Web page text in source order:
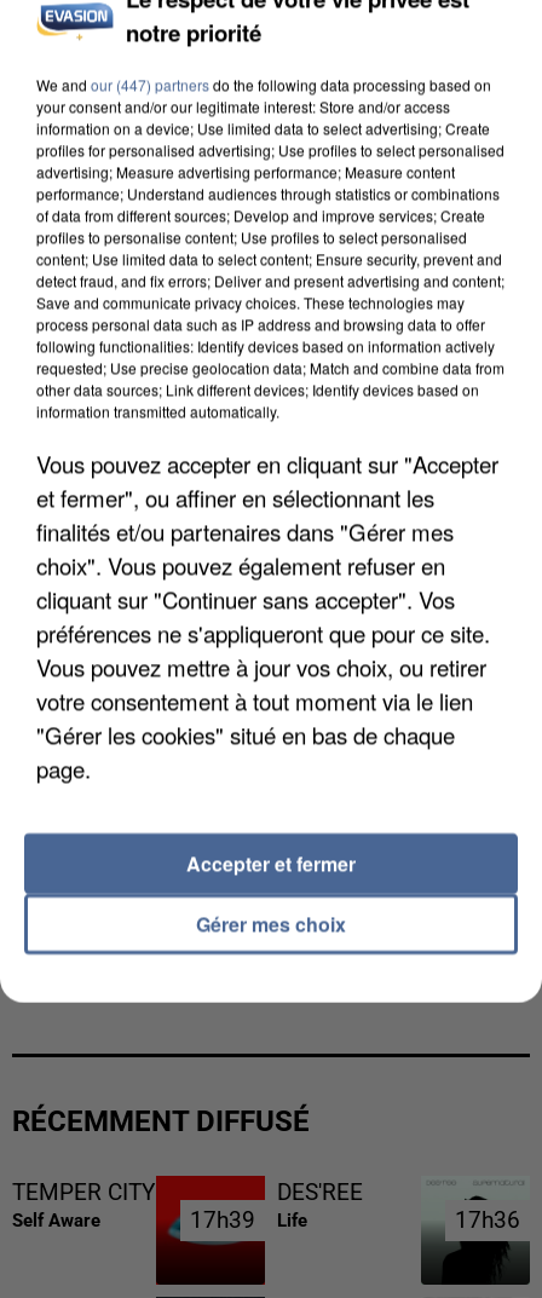
INCENDIES : L’ÎLE-DE-FRANCE LANCE UN ÉLAN
APRÈS TOUTES CES CANICULES, LES REFUGES
DE FAUNE SAUVAGE SONT...
RÉCEMMENT DIFFUSÉ
TEMPER CITY
Self Aware 17h39
17h39
DES'REE
Life 17h36
17h36
notre priorité
We and our (447) partnersdo the following data processing based on
your consent and/or our legitimate interest: Store and/or access
information on a device; Use limited data to select advertising; Create
profiles for personalised advertising; Use profiles to select personalised
advertising; Measure advertising performance; Measure content
performance; Understand audiences through statistics or combinations
of data from different sources; Develop and improve services; Create
profiles to personalise content; Use profiles to select personalised
content; Use limited data to select content; Ensure security, prevent and
detect fraud, and fix errors; Deliver and present advertising and content;
Save and communicate privacy choices. These technologies may
process personal data such as IP address and browsing data to offer
following functionalities: Identify devices based on information actively
requested; Use precise geolocation data; Match and combine data from
other data sources; Link different devices; Identify devices based on
information transmitted automatically.
Vous pouvez accepter en cliquant sur "Accepter
et fermer", ou affiner en sélectionnant les
finalités et/ou partenaires dans "Gérer mes
choix". Vous pouvez également refuser en
cliquant sur "Continuer sans accepter". Vos
préférences ne s'appliqueront que pour ce site.
Vous pouvez mettre à jour vos choix, ou retirer
votre consentement à tout moment via le lien
"Gérer les cookies" situé en bas de chaque
page.
Gérer mes choix
Accepter et fermer